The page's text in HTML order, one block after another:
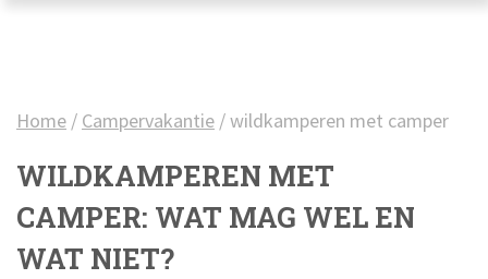
Home / Campervakantie /wildkamperen met camper
WILDKAMPEREN MET
CAMPER: WAT MAG WEL EN
WAT NIET?